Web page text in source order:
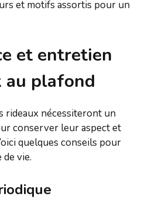
et motifs assortis pour un
et entretien
au plafond
rideaux nécessiteront un
conserver leur aspect et
quelques conseils pour
vie.